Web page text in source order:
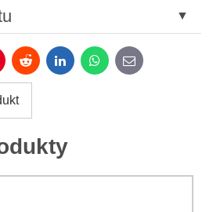
Reddit LinkedInWhatsApp
E-
mail